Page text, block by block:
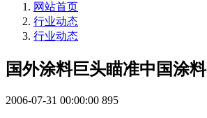
网站首页
行业动态
行业动态
国外涂料巨头瞄准中国涂料
2006-07-31 00:00:00 895